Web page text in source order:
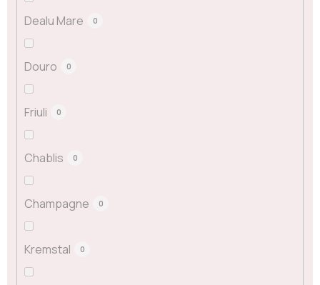
Dealu Mare 0
Douro 0
Friuli 0
Chablis 0
Champagne 0
Kremstal 0